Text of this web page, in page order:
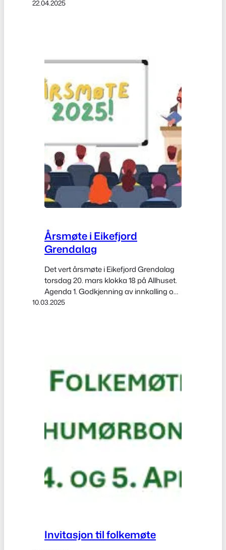
invitasjonen, og meld deg på der du
22.04.2025
Årsmøte i Eikefjord
Grendalag
Det vert årsmøte i Eikefjord Grendalag
torsdag 20. mars klokka 18 på Allhuset.
Agenda 1. Godkjenning av innkalling og
sakliste 2. Val av møteleiar 3. Val av
10.03.2025
Invitasjon til folkemøte